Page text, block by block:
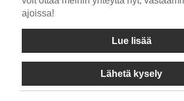
ajoissa!
Lue lisää
Lähetä kysely